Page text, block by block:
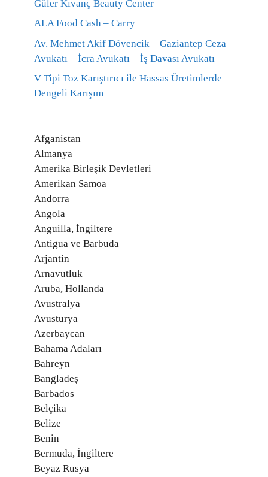
Güler Kıvanç Beauty Center
ALA Food Cash – Carry
Av. Mehmet Akif Dövencik – Gaziantep Ceza
Avukatı – İcra Avukatı – İş Davası Avukatı
V Tipi Toz Karıştırıcı ile Hassas Üretimlerde
Dengeli Karışım
Afganistan
Almanya
Amerika Birleşik Devletleri
Amerikan Samoa
Andorra
Angola
Anguilla, İngiltere
Antigua ve Barbuda
Arjantin
Arnavutluk
Aruba, Hollanda
Avustralya
Avusturya
Azerbaycan
Bahama Adaları
Bahreyn
Bangladeş
Barbados
Belçika
Belize
Benin
Bermuda, İngiltere
Beyaz Rusya